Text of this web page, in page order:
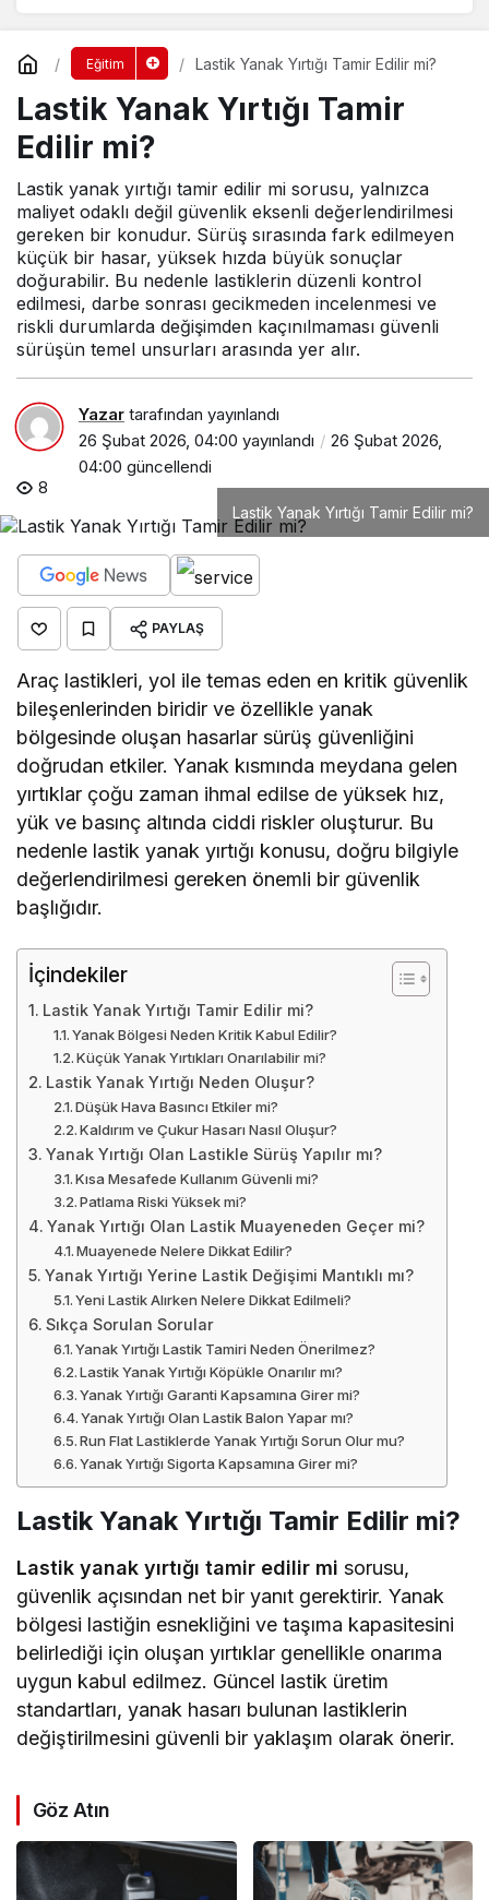
Eğitim Lastik Yanak Yırtığı Tamir Edilir mi?
Lastik Yanak Yırtığı Tamir
Edilir mi?
Lastik yanak yırtığı tamir edilir mi sorusu, yalnızca
maliyet odaklı değil güvenlik eksenli değerlendirilmesi
gereken bir konudur. Sürüş sırasında fark edilmeyen
küçük bir hasar, yüksek hızda büyük sonuçlar
doğurabilir. Bu nedenle lastiklerin düzenli kontrol
edilmesi, darbe sonrası gecikmeden incelenmesi ve
riskli durumlarda değişimden kaçınılmaması güvenli
sürüşün temel unsurları arasında yer alır.
Yazar tarafından yayınlandı
26 Şubat 2026, 04:00 yayınlandı
26 Şubat 2026,
04:00 güncellendi
8
Lastik Yanak Yırtığı Tamir Edilir mi?
PAYLAŞ
Araç lastikleri, yol ile temas eden en kritik güvenlik
bileşenlerinden biridir ve özellikle yanak
bölgesinde oluşan hasarlar sürüş güvenliğini
doğrudan etkiler. Yanak kısmında meydana gelen
yırtıklar çoğu zaman ihmal edilse de yüksek hız,
yük ve basınç altında ciddi riskler oluşturur. Bu
nedenle lastik yanak yırtığı konusu, doğru bilgiyle
değerlendirilmesi gereken önemli bir güvenlik
başlığıdır.
İçindekiler
Lastik Yanak Yırtığı Tamir Edilir mi?
Yanak Bölgesi Neden Kritik Kabul Edilir?
Küçük Yanak Yırtıkları Onarılabilir mi?
Lastik Yanak Yırtığı Neden Oluşur?
Düşük Hava Basıncı Etkiler mi?
Kaldırım ve Çukur Hasarı Nasıl Oluşur?
Yanak Yırtığı Olan Lastikle Sürüş Yapılır mı?
Kısa Mesafede Kullanım Güvenli mi?
Patlama Riski Yüksek mi?
Yanak Yırtığı Olan Lastik Muayeneden Geçer mi?
Muayenede Nelere Dikkat Edilir?
Yanak Yırtığı Yerine Lastik Değişimi Mantıklı mı?
Yeni Lastik Alırken Nelere Dikkat Edilmeli?
Sıkça Sorulan Sorular
Yanak Yırtığı Lastik Tamiri Neden Önerilmez?
Lastik Yanak Yırtığı Köpükle Onarılır mı?
Yanak Yırtığı Garanti Kapsamına Girer mi?
Yanak Yırtığı Olan Lastik Balon Yapar mı?
Run Flat Lastiklerde Yanak Yırtığı Sorun Olur mu?
Yanak Yırtığı Sigorta Kapsamına Girer mi?
Lastik Yanak Yırtığı Tamir Edilir mi?
Lastik yanak yırtığı tamir edilir mi sorusu,
güvenlik açısından net bir yanıt gerektirir. Yanak
bölgesi lastiğin esnekliğini ve taşıma kapasitesini
belirlediği için oluşan yırtıklar genellikle onarıma
uygun kabul edilmez. Güncel lastik üretim
standartları, yanak hasarı bulunan lastiklerin
değiştirilmesini güvenli bir yaklaşım olarak önerir.
Göz Atın